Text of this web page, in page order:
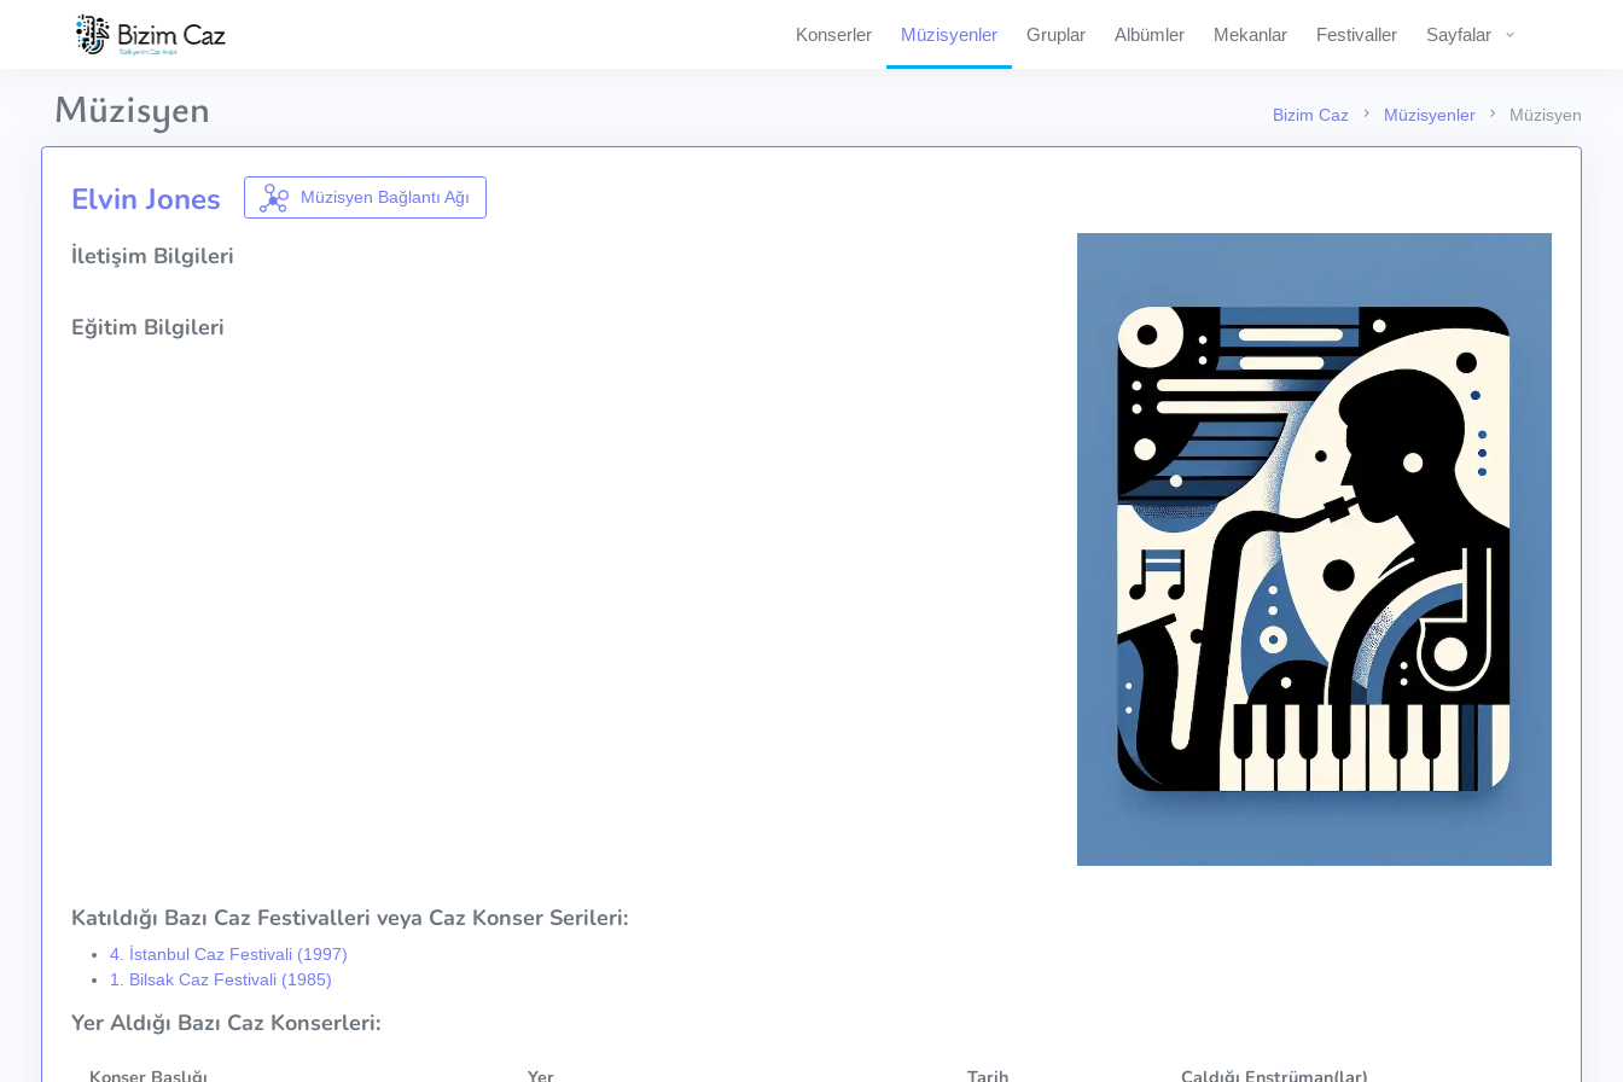
Konserler Müzisyenler Gruplar Albümler Mekanlar Festivaller Sayfalar
Bizim Caz Müzisyenler Müzisyen
Müzisyen
Elvin Jones Müzisyen Bağlantı Ağı
İletişim Bilgileri
Eğitim Bilgileri
Katıldığı Bazı Caz Festivalleri veya Caz Konser Serileri:
4. İstanbul Caz Festivali (1997)
1. Bilsak Caz Festivali (1985)
Yer Aldığı Bazı Caz Konserleri:
Konser Başlığı Yer Tarih Çaldığı Enstrüman(lar)